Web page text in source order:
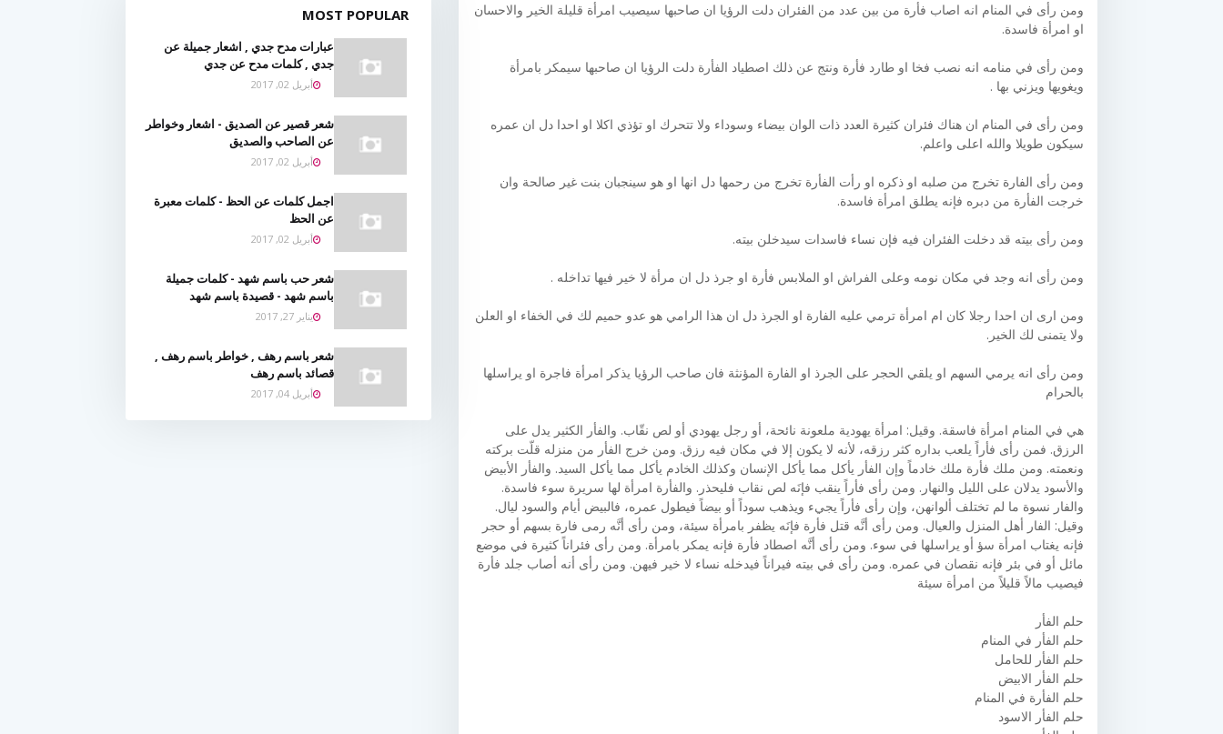
ومن رأى في المنام انه اصاب فأرة من بين عدد من الفئران دلت الرؤيا ان صاحبها سيصيب امرأة قليلة الخير والاحسان
او امرأة فاسدة.
ومن رأى في منامه انه نصب فخا او طارد فأرة ونتج عن ذلك اصطياد الفأرة دلت الرؤيا ان صاحبها سيمكر بامرأة
ويغويها ويزني بها .
ومن رأى في المنام ان هناك فئران كثيرة العدد ذات الوان بيضاء وسوداء ولا تتحرك او تؤذي اكلا او احدا دل ان عمره
سيكون طويلا والله اعلى واعلم.
ومن رأى الفارة تخرج من صلبه او ذكره او رأت الفأرة تخرج من رحمها دل انها او هو سينجبان بنت غير صالحة وان
خرجت الفأرة من دبره فإنه يطلق امرأة فاسدة.
ومن رأى بيته قد دخلت الفئران فيه فإن نساء فاسدات سيدخلن بيته.
ومن رأى انه وجد في مكان نومه وعلى الفراش او الملابس فأرة او جرذ دل ان مرأة لا خير فيها تداخله .
ومن ارى ان احدا رجلا كان ام امرأة ترمي عليه الفارة او الجرذ دل ان هذا الرامي هو عدو حميم لك في الخفاء او العلن
ولا يتمنى لك الخير.
ومن رأى انه يرمي السهم او يلقي الحجر على الجرذ او الفارة المؤنثة فان صاحب الرؤيا يذكر امرأة فاجرة او يراسلها
بالحرام
هي في المنام امرأة فاسقة. وقيل: امرأة يهودية ملعونة نائحة، أو رجل يهودي أو لص نقّاب. والفأر الكثير يدل على
الرزق. فمن رأى فأراً يلعب بداره كثر رزقه، لأنه لا يكون إلا في مكان فيه رزق. ومن خرج الفأر من منزله قلّت بركته
ونعمته. ومن ملك فأرة ملك خادماً وإن الفأر يأكل مما يأكل الإنسان وكذلك الخادم يأكل مما يأكل السيد. والفأر الأبيض
والأسود يدلان على الليل والنهار. ومن رأى فأراً ينقب فإنَه لص نقاب فليحذر. والفأرة امرأة لها سريرة سوء فاسدة.
والفار نسوة ما لم تختلف ألوانهن، وإن رأى فأراً يجيء ويذهب سوداً أو بيضاً فيطول عمره، فالبيض أيام والسود ليال.
وقيل: الفار أهل المنزل والعيال. ومن رأى أنَّه قتل فأرة فإنَه يظفر بامرأة سيئة، ومن رأى أنَّه رمى فارة بسهم أو حجر
فإنه يغتاب امرأة سؤ أو يراسلها في سوء. ومن رأى أنَّه اصطاد فأرة فإنه يمكر بامرأة. ومن رأى فئراناً كثيرة في موضع
مائل أو في بئر فإنه نقصان في عمره. ومن رأى في بيته فيراناً فيدخله نساء لا خير فيهن. ومن رأى أنه أصاب جلد فأرة
فيصيب مالاً قليلاً من امرأة سيئة
حلم الفأر
حلم الفأر في المنام
حلم الفأر للحامل
حلم الفأر الابيض
حلم الفأرة في المنام
حلم الفأر الاسود
MOST POPULAR
عبارات مدح جدي , اشعار جميلة عن
جدي , كلمات مدح عن جدي
أبريل 02, 2017
شعر قصير عن الصديق - اشعار وخواطر
عن الصاحب والصديق
أبريل 02, 2017
اجمل كلمات عن الحظ - كلمات معبرة
عن الحظ
أبريل 02, 2017
شعر حب باسم شهد - كلمات جميلة
باسم شهد - قصيدة باسم شهد
يناير 27, 2017
شعر باسم رهف , خواطر باسم رهف ,
قصائد باسم رهف
أبريل 04, 2017